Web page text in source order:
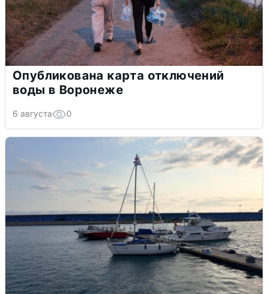
Опубликована карта отключений
воды в Воронеже
6 августа 0